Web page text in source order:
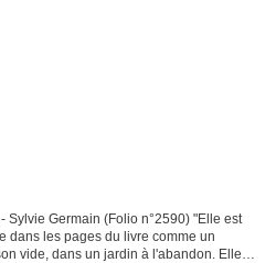
Sylvie Germain (Folio n°2590) "Elle est
dans les pages du livre comme un
vide, dans un jardin à l'abandon. Elle